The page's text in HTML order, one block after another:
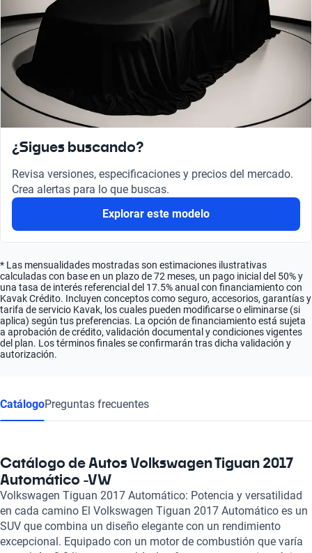
¿Sigues buscando?
Revisa versiones, especificaciones y precios del mercado.
Crea alertas para lo que buscas.
Explorar este modelo
* Las mensualidades mostradas son estimaciones ilustrativas
calculadas con base en un plazo de 72 meses, un pago inicial del 50% y
una tasa de interés referencial del 17.5% anual con financiamiento con
Kavak Crédito. Incluyen conceptos como seguro, accesorios, garantías y
tarifa de servicio Kavak, los cuales pueden modificarse o eliminarse (si
aplica) según tus preferencias. La opción de financiamiento está sujeta
a aprobación de crédito, validación documental y condiciones vigentes
del plan. Los términos finales se confirmarán tras dicha validación y
autorización.
CatálogoPreguntas frecuentes
Catálogo de Autos Volkswagen Tiguan 2017
Automático -VW
Volkswagen Tiguan 2017 Automático: Potencia y versatilidad
en cada camino El Volkswagen Tiguan 2017 Automático es un
SUV que combina un diseño elegante con un rendimiento
excepcional. Equipado con un motor de combustión que varía